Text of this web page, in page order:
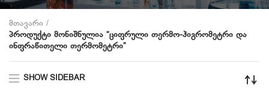
მთავარი
პროდუქტი მონიშნულია “ციფრული თერმო-ჰიგრომეტრი და
ინფრაწითელი თერმომეტრი”
SHOW SIDEBAR